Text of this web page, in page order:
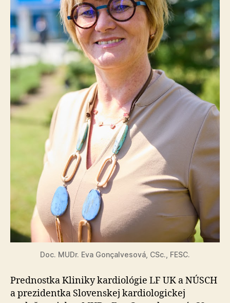
Doc. MUDr. Eva Gonçalvesová, CSc., FESC.
Prednostka Kliniky kardiológie LF UK a NÚSCH
a prezidentka Slovenskej kardiologickej